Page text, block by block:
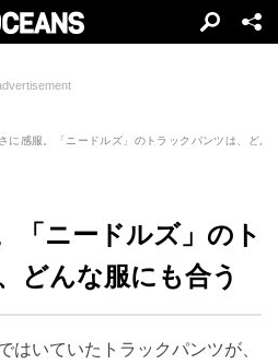
に感服。「ニードルズ」のトラックパンツは、どん
「ニードルズ」のト
どんな服にも合う
はいていたトラックパンツが、